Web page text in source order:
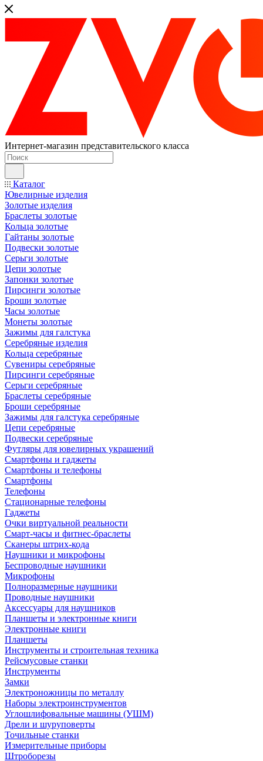
Интернет-магазин представительского класса
Каталог
Ювелирные изделия
Золотые изделия
Браслеты золотые
Кольца золотые
Гайтаны золотые
Подвески золотые
Серьги золотые
Цепи золотые
Запонки золотые
Пирсинги золотые
Броши золотые
Часы золотые
Монеты золотые
Зажимы для галстука
Серебряные изделия
Кольца серебряные
Сувениры серебряные
Пирсинги серебряные
Серьги серебряные
Браслеты серебряные
Броши серебряные
Зажимы для галстука серебряные
Цепи серебряные
Подвески серебряные
Футляры для ювелирных украшений
Смартфоны и гаджеты
Смартфоны и телефоны
Смартфоны
Телефоны
Стационарные телефоны
Гаджеты
Очки виртуальной реальности
Смарт-часы и фитнес-браслеты
Сканеры штрих-кода
Наушники и микрофоны
Беспроводные наушники
Микрофоны
Полноразмерные наушники
Проводные наушники
Аксессуары для наушников
Планшеты и электронные книги
Электронные книги
Планшеты
Инструменты и строительная техника
Рейсмусовые станки
Инструменты
Замки
Электроножницы по металлу
Наборы электроинструментов
Углошлифовальные машины (УШМ)
Дрели и шуруповерты
Точильные станки
Измерительные приборы
Штроборезы